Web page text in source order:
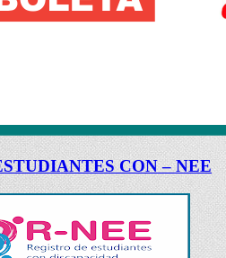
CON – NEE